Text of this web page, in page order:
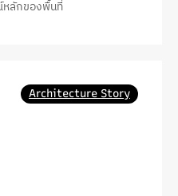
หลักของพื้นที่
Architecture Story